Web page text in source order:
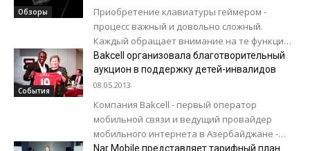
Обзоры
Приобретение клавиатуры геймером -
процесс важный и довольно сложный.
Каждый обращает внимание на те функции,
которые по душе именно ему, будь то
большое количество...
События
Bakcell организовала благотворительный
аукцион в поддержку детей-инвалидов
08.05.2013
Компания Bakcell - первый оператор
мобильной связи и ведущий провайдер
мобильного интернета в Азербайджане -
Nar Mobile представляет тарифный план